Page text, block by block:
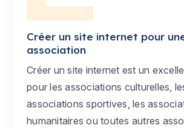
Créer un site internet pour
association
Créer un site internet est un
pour les associations culturelles,
associations sportives, les
humanitaires ou toutes autres